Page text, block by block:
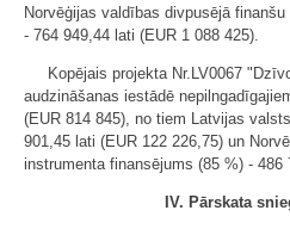
Norvēģijas valdības divpusējā
- 764 949,44 lati (EUR 1 088 425).
Kopējais projekta Nr.LV0067
audzināšanas iestādē
(EUR 814 845), no tiem Latvijas
901,45 lati (EUR 122 226,75) un
instrumenta finansējums (85 %) - 486
IV. Pārskata